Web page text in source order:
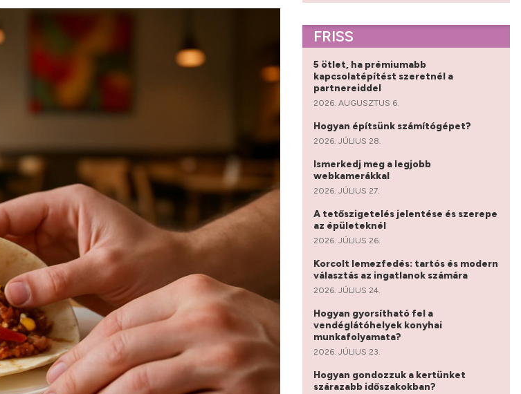
FRISS
5 ötlet, ha prémiumabb
kapcsolatépítést szeretnél a
partnereiddel
2026. AUGUSZTUS 6.
Hogyan építsünk számítógépet?
2026. JÚLIUS 28.
Ismerkedj meg a legjobb
webkamerákkal
2026. JÚLIUS 27.
A tetőszigetelés jelentése és szerepe
az épületeknél
2026. JÚLIUS 26.
Korcolt lemezfedés: tartós és modern
választás az ingatlanok számára
2026. JÚLIUS 24.
Hogyan gyorsítható fel a
vendéglátóhelyek konyhai
munkafolyamata?
2026. JÚLIUS 23.
Hogyan gondozzuk a kertünket
szárazabb időszakokban?